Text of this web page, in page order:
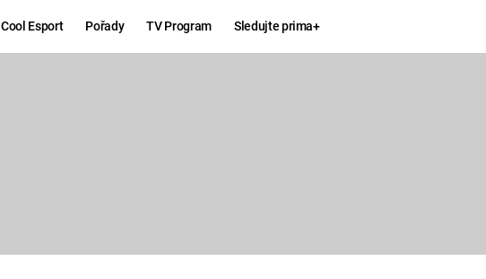
Cool Esport Pořady TV Program Sledujte prima+
KOMEDIE